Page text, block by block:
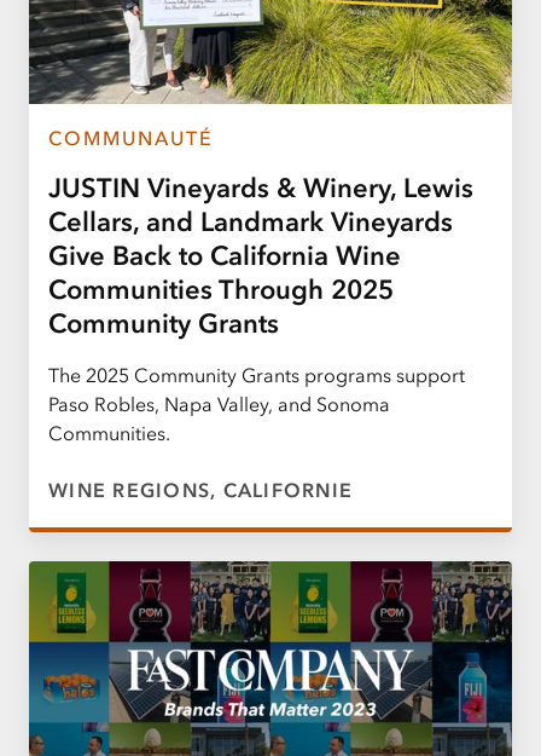
COMMUNAUTÉ
JUSTIN Vineyards & Winery, Lewis
Cellars, and Landmark Vineyards
Give Back to California Wine
Communities Through 2025
Community Grants
The 2025 Community Grants programs support
Paso Robles, Napa Valley, and Sonoma
Communities.
WINE REGIONS, CALIFORNIE